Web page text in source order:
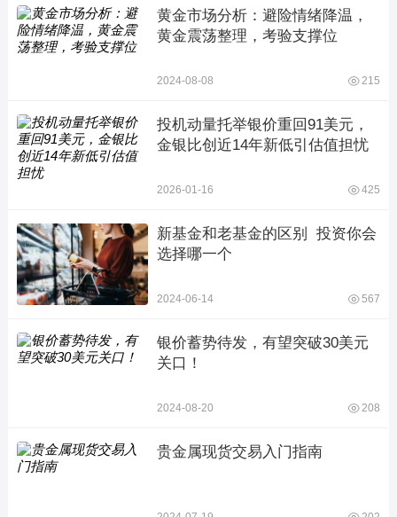
黄金市场分析：避险情绪降温，
黄金震荡整理，考验支撑位
2024-08-08 215
投机动量托举银价重回91美元，
金银比创近14年新低引估值担忧
2026-01-16 425
新基金和老基金的区别  投资你会
选择哪一个
2024-06-14 567
银价蓄势待发，有望突破30美元
关口！
2024-08-20 208
贵金属现货交易入门指南